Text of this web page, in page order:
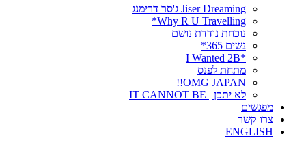
Jiser Dreaming ג'סר דרימנג
Why R U Travelling*
נוכחת נודדת נושם
נשים 365*
*I Wanted 2B
מתחת לפנס
OMG JAPAN!!
לא יתכן | IT CANNOT BE
מפגשים
צרו קשר
ENGLISH